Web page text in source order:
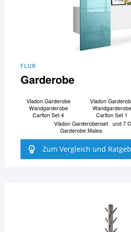
FLUR
Garderobe
Vladon Garderobe
Wandgarderobe
Carlton Set 4
Vladon
Wandgarderobe
Carlton Set 1
Vladon Garderobenset
Garderobe Malea
und 7
Zum Vergleich und